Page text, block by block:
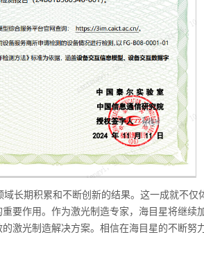
长期积累和不断创新的结果。这一成就不
要作用。作为激光制造专家，海目星将继续
激光制造解决方案。相信在海目星的不断努